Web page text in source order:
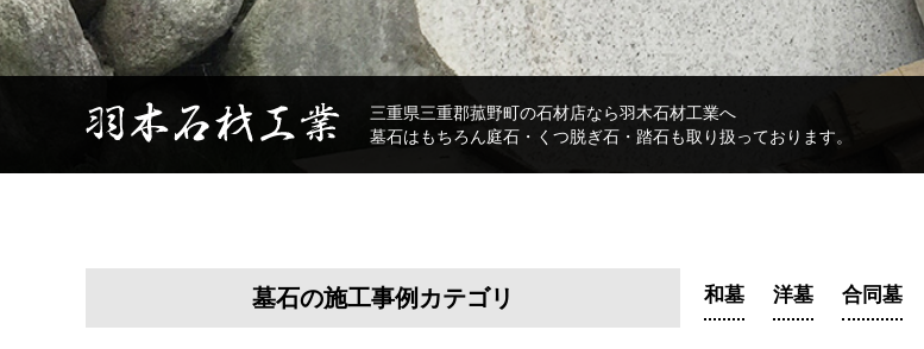
三重県三重郡菰野町の石材店なら羽木石材工業へ
墓石はもちろん庭石・くつ脱ぎ石・踏石も取り扱っております。
墓石の施工事例カテゴリ 和墓 洋墓 合同墓